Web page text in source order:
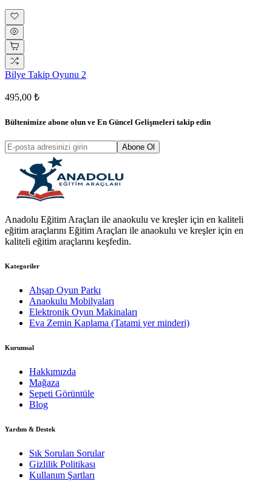
Bilye Takip Oyunu 2
495,00 ₺
Bültenimize abone olun ve En Güncel Gelişmeleri takip edin
Abone Ol
Anadolu Eğitim Araçları ile anaokulu ve kreşler için en kaliteli
eğitim araçlarını Eğitim Araçları ile anaokulu ve kreşler için en
kaliteli eğitim araçlarını keşfedin.
Kategoriler
Ahşap Oyun Parkı
Anaokulu Mobilyaları
Elektronik Oyun Makinaları
Eva Zemin Kaplama (Tatami yer minderi)
Kurumsal
Hakkımızda
Mağaza
Sepeti Görüntüle
Blog
Yardım & Destek
Sık Sorulan Sorular
Gizlilik Politikası
Kullanım Şartları